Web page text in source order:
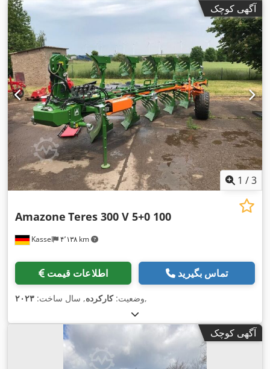
آگهی کوچک
1 /3
Kassel ۴٬۱۳۸ km
Amazone Teres 300 V 5+0 100
اطلاعات قیمت تماس بگیرید
وضعیت:کارکرده, سال ساخت: ۲۰۲۳ ,
آگهی کوچک